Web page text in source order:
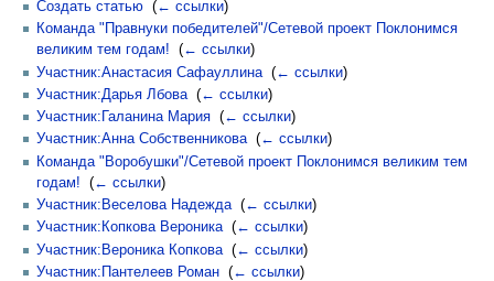
Создать статью (← ссылки)
Команда "Правнуки победителей"/Сетевой проект Поклонимся
великим тем годам!
(← ссылки)
Участник:Анастасия Сафауллина (← ссылки)
Участник:Дарья Лбова‎ (← ссылки)
Участник:Галанина Мария (← ссылки)
Участник:Анна Собственникова‎ (← ссылки)
Команда "Воробушки"/Сетевой проект Поклонимся великим тем
годам!
(← ссылки)
Участник:Веселова Надежда‎ (← ссылки)
Участник:Копкова Вероника‎ (← ссылки)
Участник:Вероника Копкова (← ссылки)
Участник:Пантелеев Роман (← ссылки)